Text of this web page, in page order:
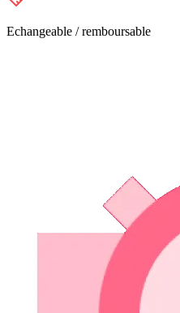
Echangeable / remboursable